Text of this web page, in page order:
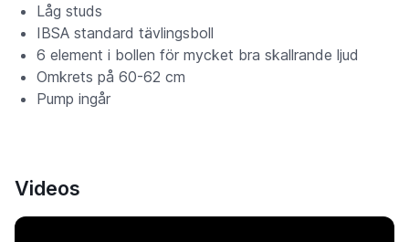
Låg studs
IBSA standard tävlingsboll
6 element i bollen för mycket bra skallrande ljud
Omkrets på 60-62 cm
Pump ingår
Videos